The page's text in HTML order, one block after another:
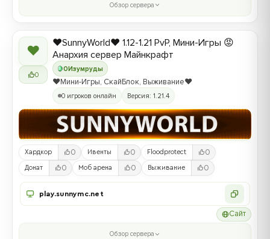
Обзор сервера
❤
0
0Изумруды
❤️SunnyWorld❤️ 1.12-1.21 PvP, Мини-Игры 😡
Анархия сервер Майнкрафт
❤️Мини-Игры, СкайБлок, Выживание❤️
0 игроков онлайн Версия: 1.21.4
Хардкор 0 Ивенты 0 Floodprotect 0
Донат 0 Моб арена 0 Выживание 0
play.sunnymc.net
Сайт
Обзор сервера